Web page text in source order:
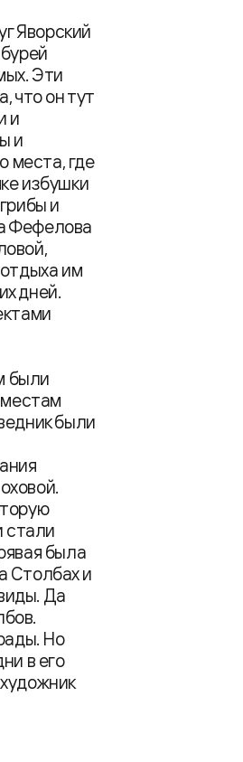
Яворский
Эти
что он тут
и
и
места, где
избушки
и
Фефелова
им
дней.
были
местам
были
стали
была
Столбах и
Да
Но
в его